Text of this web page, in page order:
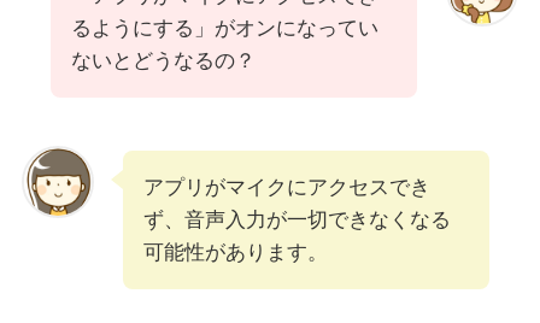
るようにする」がオンになってい
ないとどうなるの？
アプリがマイクにアクセスでき
ず、音声入力が一切できなくなる
可能性があります。